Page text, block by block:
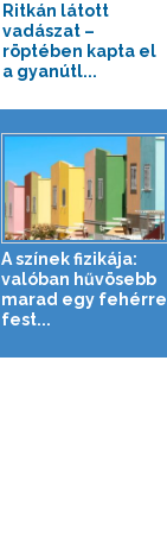
Ritkán látott
vadászat –
röptében kapta el
a gyanútl...
A színek fizikája:
valóban hűvösebb
marad egy fehérre
fest...